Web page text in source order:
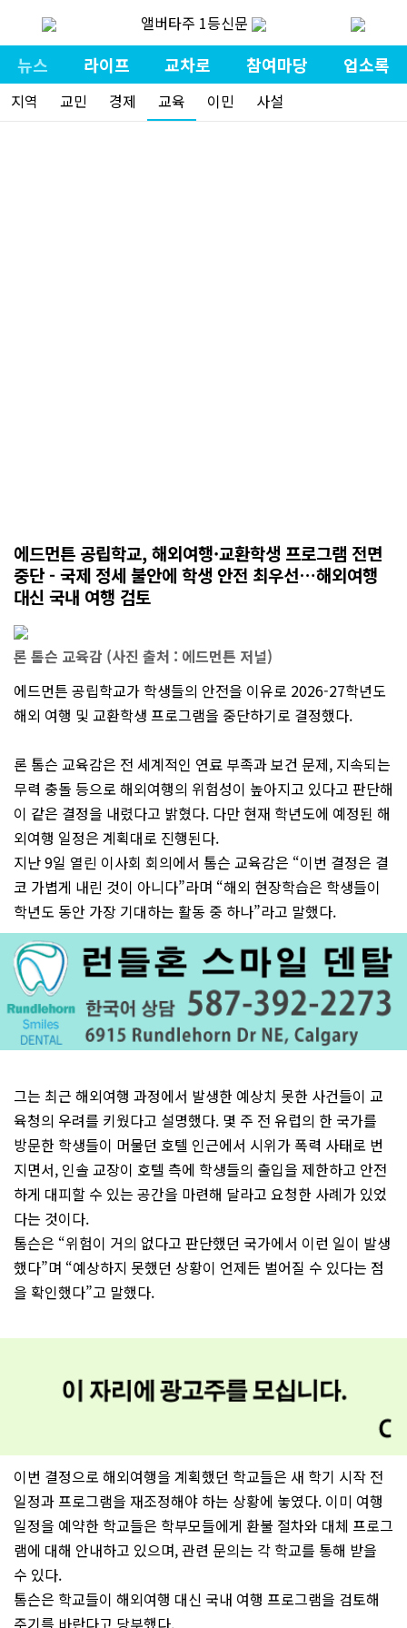
앨버타주 1등신문
뉴스 라이프 교차로 참여마당 업소록
지역 교민 경제 교육 이민 사설
에드먼튼 공립학교, 해외여행·교환학생 프로그램 전면
중단 - 국제 정세 불안에 학생 안전 최우선…해외여행
대신 국내 여행 검토
론 톰슨 교육감 (사진 출처 : 에드먼튼 저널)
에드먼튼 공립학교가 학생들의 안전을 이유로 2026-27학년도
해외 여행 및 교환학생 프로그램을 중단하기로 결정했다.
론 톰슨 교육감은 전 세계적인 연료 부족과 보건 문제, 지속되는
무력 충돌 등으로 해외여행의 위험성이 높아지고 있다고 판단해
이 같은 결정을 내렸다고 밝혔다. 다만 현재 학년도에 예정된 해
외여행 일정은 계획대로 진행된다.
지난 9일 열린 이사회 회의에서 톰슨 교육감은 “이번 결정은 결
코 가볍게 내린 것이 아니다”라며 “해외 현장학습은 학생들이
학년도 동안 가장 기대하는 활동 중 하나”라고 말했다.
그는 최근 해외여행 과정에서 발생한 예상치 못한 사건들이 교
육청의 우려를 키웠다고 설명했다. 몇 주 전 유럽의 한 국가를
방문한 학생들이 머물던 호텔 인근에서 시위가 폭력 사태로 번
지면서, 인솔 교장이 호텔 측에 학생들의 출입을 제한하고 안전
하게 대피할 수 있는 공간을 마련해 달라고 요청한 사례가 있었
다는 것이다.
톰슨은 “위험이 거의 없다고 판단했던 국가에서 이런 일이 발생
했다”며 “예상하지 못했던 상황이 언제든 벌어질 수 있다는 점
을 확인했다”고 말했다.
이번 결정으로 해외여행을 계획했던 학교들은 새 학기 시작 전
일정과 프로그램을 재조정해야 하는 상황에 놓였다. 이미 여행
일정을 예약한 학교들은 학부모들에게 환불 절차와 대체 프로그
램에 대해 안내하고 있으며, 관련 문의는 각 학교를 통해 받을
수 있다.
톰슨은 학교들이 해외여행 대신 국내 여행 프로그램을 검토해